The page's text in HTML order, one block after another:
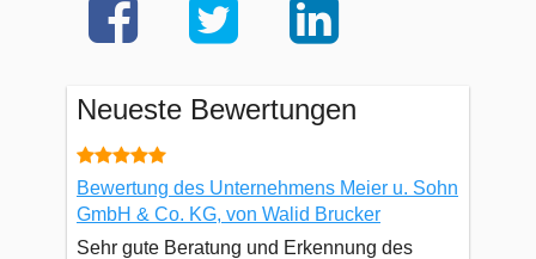
Neueste Bewertungen
Bewertung des Unternehmens Meier u. Sohn
GmbH & Co. KG, von Walid Brucker
Sehr gute Beratung und Erkennung des